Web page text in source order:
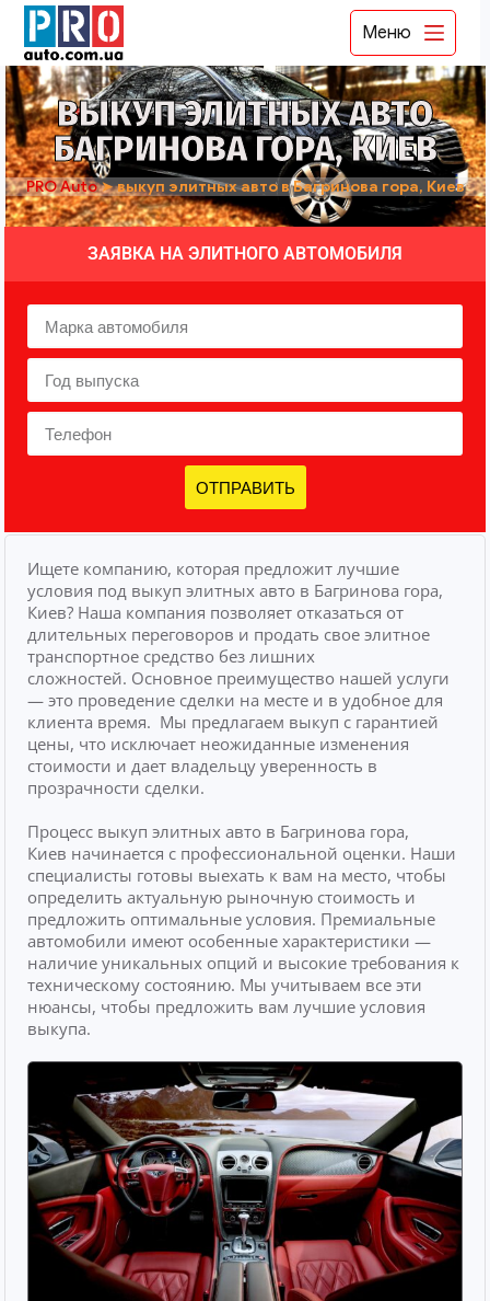
Меню
ВЫКУП ЭЛИТНЫХ АВТО
БАГРИНОВА ГОРА, КИЕВ
PRO Auto➤выкуп элитных авто в Багринова гора, Киев
ЗАЯВКА НА ЭЛИТНОГО АВТОМОБИЛЯ
ОТПРАВИТЬ
Ищете компанию, которая предложит лучшие
условия под выкуп элитных авто в Багринова гора,
Киев? Наша компания позволяет отказаться от
длительных переговоров и продать свое элитное
транспортное средство без лишних
сложностей. Основное преимущество нашей услуги
— это проведение сделки на месте и в удобное для
клиента время. Мы предлагаем выкуп с гарантией
цены, что исключает неожиданные изменения
стоимости и дает владельцу уверенность в
прозрачности сделки.
Процесс выкуп элитных авто в Багринова гора,
Киев начинается с профессиональной оценки. Наши
специалисты готовы выехать к вам на место, чтобы
определить актуальную рыночную стоимость и
предложить оптимальные условия. Премиальные
автомобили имеют особенные характеристики —
наличие уникальных опций и высокие требования к
техническому состоянию. Мы учитываем все эти
нюансы, чтобы предложить вам лучшие условия
выкупа.